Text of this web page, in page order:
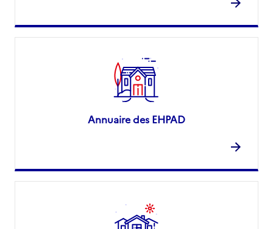
Annuaire des EHPAD